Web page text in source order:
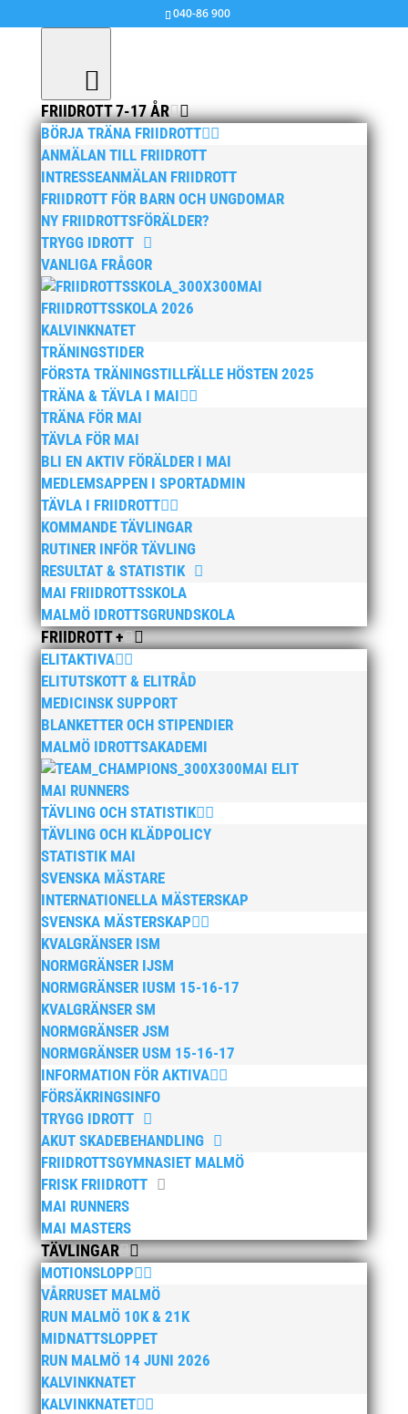
040-86 900
FRIIDROTT 7-17 ÅR
BÖRJA TRÄNA FRIIDROTT
ANMÄLAN TILL FRIIDROTT
INTRESSEANMÄLAN FRIIDROTT
FRIIDROTT FÖR BARN OCH UNGDOMAR
NY FRIIDROTTSFÖRÄLDER?
TRYGG IDROTT
VANLIGA FRÅGOR
MAI
FRIIDROTTSSKOLA 2026
KALVINKNATET
TRÄNINGSTIDER
FÖRSTA TRÄNINGSTILLFÄLLE HÖSTEN 2025
TRÄNA & TÄVLA I MAI
TRÄNA FÖR MAI
TÄVLA FÖR MAI
BLI EN AKTIV FÖRÄLDER I MAI
MEDLEMSAPPEN I SPORTADMIN
TÄVLA I FRIIDROTT
KOMMANDE TÄVLINGAR
RUTINER INFÖR TÄVLING
RESULTAT & STATISTIK
MAI FRIIDROTTSSKOLA
MALMÖ IDROTTSGRUNDSKOLA
FRIIDROTT +
ELITAKTIVA
ELITUTSKOTT & ELITRÅD
MEDICINSK SUPPORT
BLANKETTER OCH STIPENDIER
MALMÖ IDROTTSAKADEMI
MAI ELIT
MAI RUNNERS
TÄVLING OCH STATISTIK
TÄVLING OCH KLÄDPOLICY
STATISTIK MAI
SVENSKA MÄSTARE
INTERNATIONELLA MÄSTERSKAP
SVENSKA MÄSTERSKAP
KVALGRÄNSER ISM
NORMGRÄNSER IJSM
NORMGRÄNSER IUSM 15-16-17
KVALGRÄNSER SM
NORMGRÄNSER JSM
NORMGRÄNSER USM 15-16-17
INFORMATION FÖR AKTIVA
FÖRSÄKRINGSINFO
TRYGG IDROTT
AKUT SKADEBEHANDLING
FRIIDROTTSGYMNASIET MALMÖ
FRISK FRIIDROTT
MAI RUNNERS
MAI MASTERS
TÄVLINGAR
MOTIONSLOPP
VÅRRUSET MALMÖ
RUN MALMÖ 10K & 21K
MIDNATTSLOPPET
RUN MALMÖ 14 JUNI 2026
KALVINKNATET
KALVINKNATET